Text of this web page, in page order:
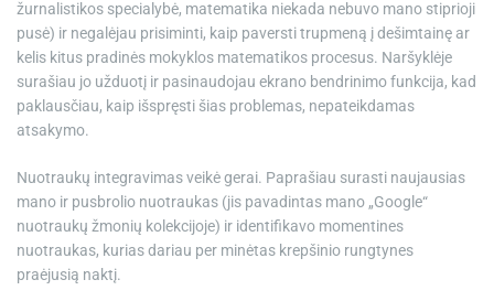
žurnalistikos specialybė, matematika niekada nebuvo mano stiprioji
pusė) ir negalėjau prisiminti, kaip paversti trupmeną į dešimtainę ar
kelis kitus pradinės mokyklos matematikos procesus. Naršyklėje
surašiau jo užduotį ir pasinaudojau ekrano bendrinimo funkcija, kad
paklausčiau, kaip išspręsti šias problemas, nepateikdamas
atsakymo.
Nuotraukų integravimas veikė gerai. Paprašiau surasti naujausias
mano ir pusbrolio nuotraukas (jis pavadintas mano „Google“
nuotraukų žmonių kolekcijoje) ir identifikavo momentines
nuotraukas, kurias dariau per minėtas krepšinio rungtynes ​​
praėjusią naktį.